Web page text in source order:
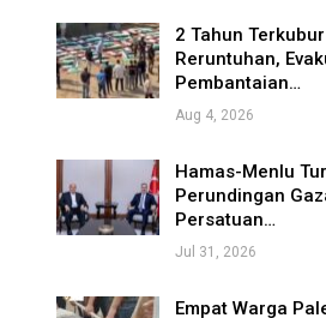
2 Tahun
Reruntuhan,
Pembantaian…
Aug 4, 2026
Hamas-Menlu
Perundingan
Persatuan…
Jul 31, 2026
Empat Warga